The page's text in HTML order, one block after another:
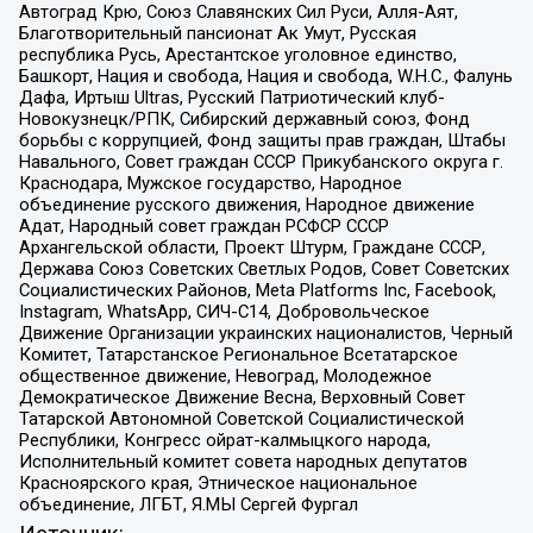
Автоград Крю, Союз Славянских Сил Руси, Алля-Аят,
Благотворительный пансионат Ак Умут, Русская
республика Русь, Арестантское уголовное единство,
Башкорт, Нация и свобода, Нация и свобода, W.H.С., Фалунь
Дафа, Иртыш Ultras, Русский Патриотический клуб-
Новокузнецк/РПК, Сибирский державный союз, Фонд
борьбы с коррупцией, Фонд защиты прав граждан, Штабы
Навального, Совет граждан СССР Прикубанского округа г.
Краснодара, Мужское государство, Народное
объединение русского движения, Народное движение
Адат, Народный совет граждан РСФСР СССР
Архангельской области, Проект Штурм, Граждане СССР,
Держава Союз Советских Светлых Родов, Совет Советских
Социалистических Районов, Meta Platforms Inc, Facebook,
Instagram, WhatsApp, СИЧ-С14, Добровольческое
Движение Организации украинских националистов, Черный
Комитет, Татарстанское Региональное Всетатарское
общественное движение, Невоград, Молодежное
Демократическое Движение Весна, Верховный Совет
Татарской Автономной Советской Социалистической
Республики, Конгресс ойрат-калмыцкого народа,
Исполнительный комитет совета народных депутатов
Красноярского края, Этническое национальное
объединение, ЛГБТ, Я.МЫ Сергей Фургал